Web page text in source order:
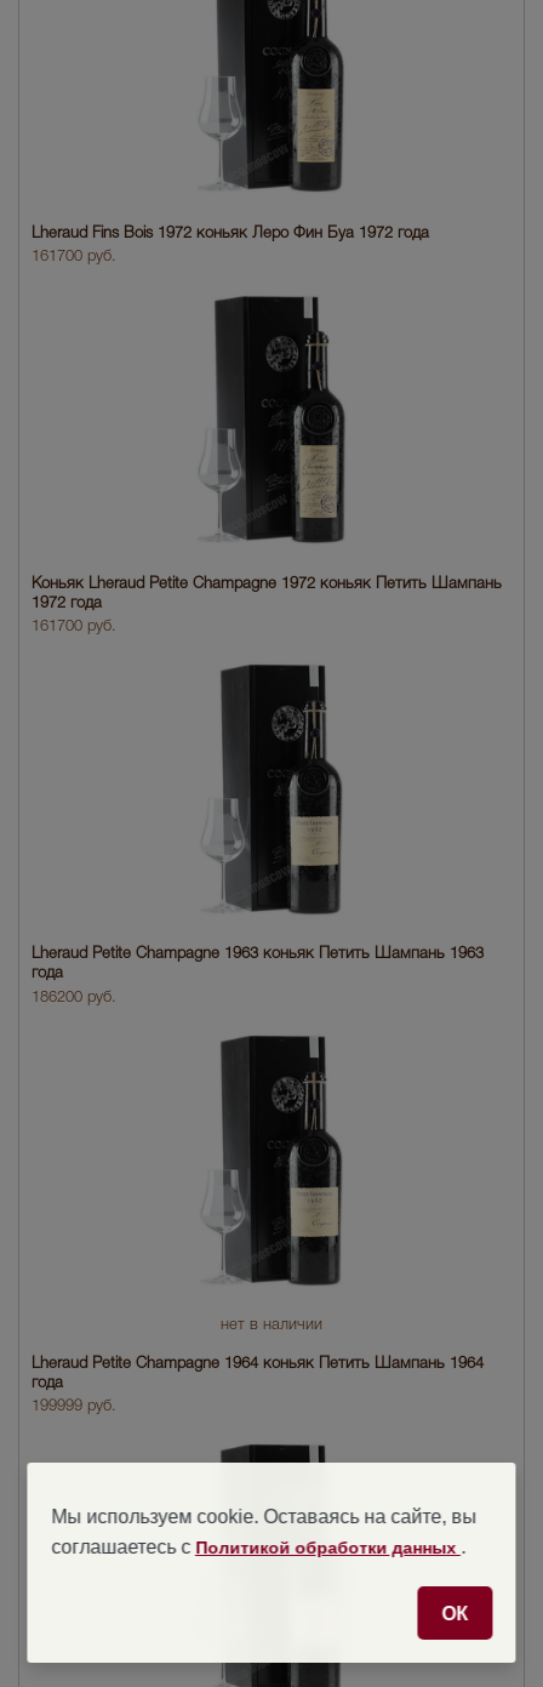
Lheraud Fins Bois 1972 коньяк Леро Фин Буа 1972 года
161700 руб.
Коньяк Lheraud Petite Champagne 1972 коньяк Петить Шампань
1972 года
161700 руб.
Lheraud Petite Champagne 1963 коньяк Петить Шампань 1963
года
186200 руб.
нет в наличии
Lheraud Petite Champagne 1964 коньяк Петить Шампань 1964
года
199999 руб.
Мы используем cookie. Оставаясь на сайте, вы
соглашаетесь с Политикой обработки данных .
ОК